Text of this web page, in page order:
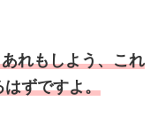
れもしよう、これ
はずですよ。